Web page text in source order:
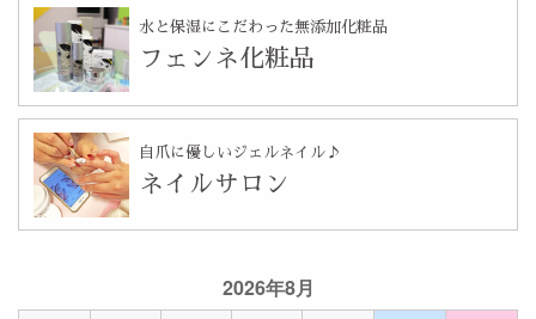
2026年8月
水と保湿にこだわった無添加化粧品
フェンネ化粧品
自爪に優しいジェルネイル♪
ネイルサロン